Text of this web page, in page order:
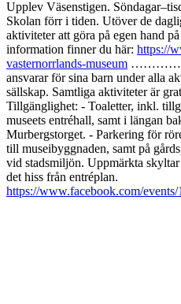
Upplev Väsenstigen.
Skolan förr i tiden​​. Utöver de
aktiviteter att göra på egen hand
information finner du här: https://
vasternorrlands-museum
ansvarar för sina barn under alla
sällskap. Samtliga
Tillgänglighet: - Toaletter, inkl.
museets entréhall, samt i längan
Murbergstorget. - Parkering för
till museibyggnaden, samt på
vid stadsmiljön. Uppmärkta
det hiss från entréplan.
https://www.facebook.com/